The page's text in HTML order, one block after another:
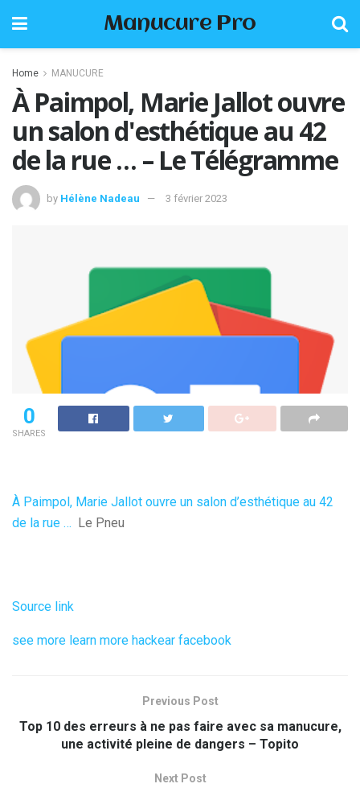
Manucure Pro
Home MANUCURE
À Paimpol, Marie Jallot ouvre
un salon d'esthétique au 42
de la rue … – Le Télégramme
by Hélène Nadeau 3 février 2023
0
SHARES
À Paimpol, Marie Jallot ouvre un salon d’esthétique au 42
de la rue … Le Pneu
Source link
see more learn more hackear facebook
Previous Post
Top 10 des erreurs à ne pas faire avec sa manucure,
une activité pleine de dangers – Topito
Next Post